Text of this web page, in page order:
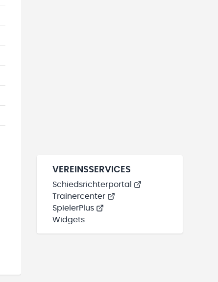
VEREINSSERVICES
Schiedsrichterportal
Trainercenter
SpielerPlus
Widgets